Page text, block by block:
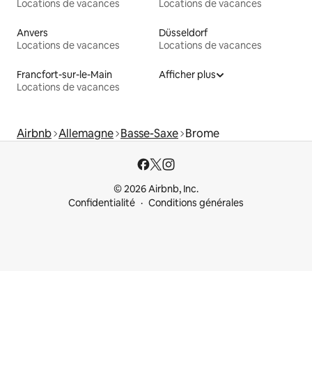
Locations de vacances Locations de vacances
Anvers
Locations de vacances
Düsseldorf
Locations de vacances
Francfort-sur-le-Main
Locations de vacances
Afficher plus
Airbnb Allemagne Basse-Saxe Brome
© 2026 Airbnb, Inc.
Confidentialité
Conditions générales